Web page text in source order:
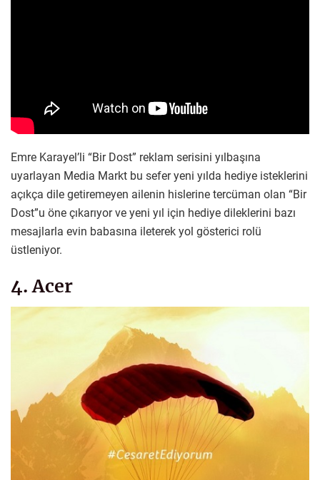
Emre Karayel’li “Bir Dost” reklam serisini yılbaşına
uyarlayan Media Markt bu sefer yeni yılda hediye isteklerini
açıkça dile getiremeyen ailenin hislerine tercüman olan “Bir
Dost”u öne çıkarıyor ve yeni yıl için hediye dileklerini bazı
mesajlarla evin babasına ileterek yol gösterici rolü
üstleniyor.
4. Acer